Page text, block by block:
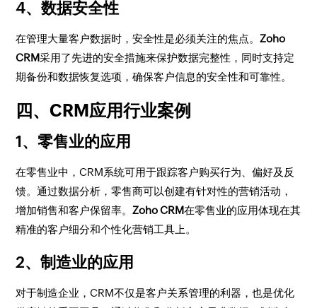
4、数据安全性
在管理大量客户数据时，安全性是必须关注的焦点。Zoho
CRM采用了先进的安全措施来保护数据完整性，同时支持定
期备份和数据恢复选项，确保客户信息的安全性和可靠性。
四、CRM应用行业案例
1、零售业的应用
在零售业中，CRM系统可用于跟踪客户购买行为、偏好及反
馈。通过数据分析，零售商可以创建有针对性的营销活动，
增加销售和客户保留率。Zoho CRM在零售业的应用体现在其
精准的客户细分和个性化营销工具上。
2、制造业的应用
对于制造企业，CRM不仅是客户关系管理的利器，也是优化